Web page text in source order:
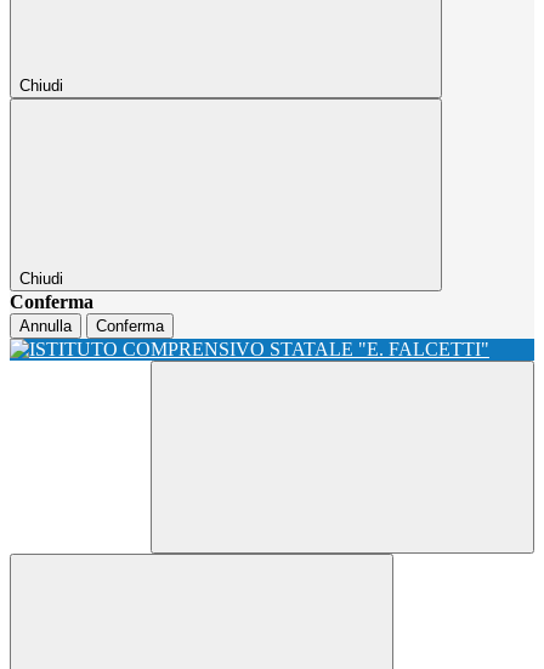
Chiudi
Chiudi
Conferma
Annulla Conferma